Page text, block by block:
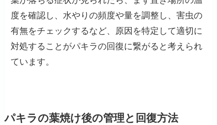
度を確認し、水やりの頻度や量を調整し、害虫の
有無をチェックするなど、原因を特定して適切に
対処することがパキラの回復に繋がると考えられ
ています。
パキラの葉焼け後の管理と回復方法